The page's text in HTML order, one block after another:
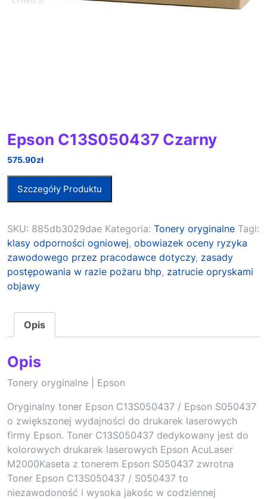
Epson C13S050437 Czarny
575.90zł
Szczegóły Produktu
SKU: 885db3029dae Kategoria: Tonery oryginalne Tagi:
klasy odporności ogniowej, obowiazek oceny ryzyka
zawodowego przez pracodawce dotyczy, zasady
postępowania w razie pożaru bhp, zatrucie opryskami
objawy
Opis
Opis
Tonery oryginalne | Epson
Oryginalny toner Epson C13S050437 / Epson S050437
o zwiększonej wydajności do drukarek laserowych
firmy Epson. Toner C13S050437 dedykowany jest do
kolorowych drukarek laserowych Epson AcuLaser
M2000Kaseta z tonerem Epson S050437 zwrotna
Toner Epson C13S050437 / S050437 to
niezawodoność i wysoka jakośc w codziennej